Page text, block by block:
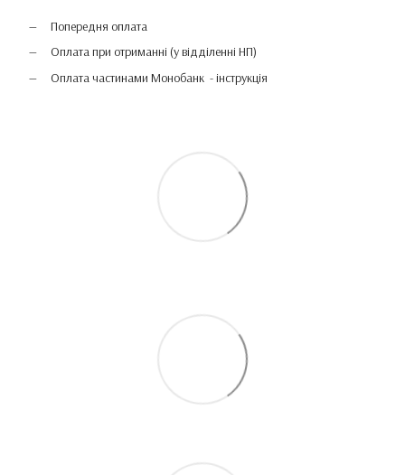
Попередня оплата
Оплата при отриманні (у відділенні НП)
Оплата частинами Монобанк - інструкція